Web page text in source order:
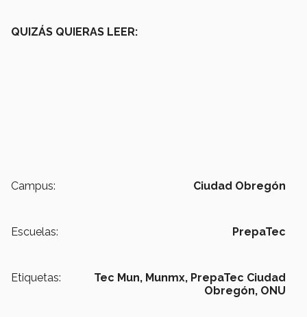
QUIZÁS QUIERAS LEER:
Campus: Ciudad Obregón
Escuelas: PrepaTec
Etiquetas: Tec Mun, Munmx, PrepaTec Ciudad
Obregón, ONU